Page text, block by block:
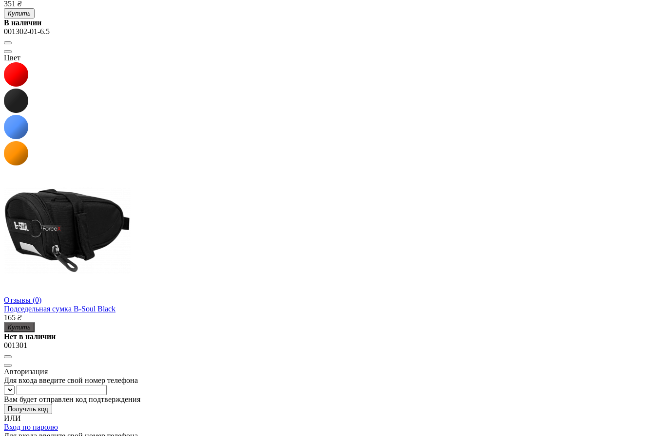
351 ₴
Купить
В наличии
001302-01-6.5
Цвет
Отзывы (0)
Подседельная сумка B-Soul Black
165 ₴
Купить
Нет в наличии
001301
Авторизация
Для входа введите свой номер телефона
Вам будет отправлен код подтверждения
Получить код
ИЛИ
Вход по паролю